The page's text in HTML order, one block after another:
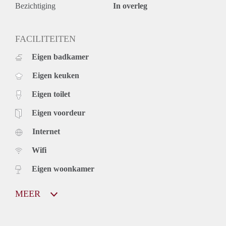
square where cinema, restaurants and Jopenkerk are. Well
Bezichtiging In overleg
FACILITEITEN
Eigen badkamer
Eigen keuken
Eigen toilet
Eigen voordeur
Internet
Wifi
Eigen woonkamer
MEER